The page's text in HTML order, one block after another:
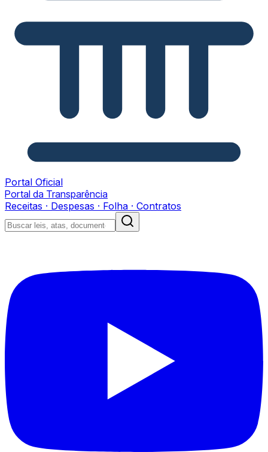
Portal Oficial
Portal da Transparência
Receitas · Despesas · Folha · Contratos